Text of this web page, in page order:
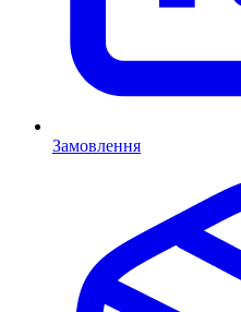
Замовлення